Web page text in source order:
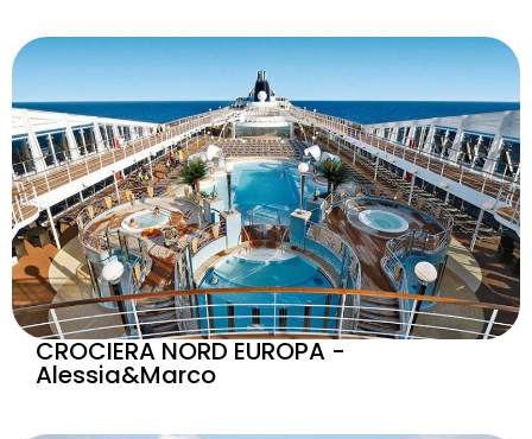
CROCIERA NORD EUROPA -
Alessia&Marco